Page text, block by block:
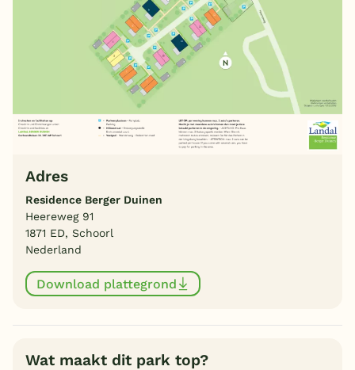
Adres
Residence Berger Duinen
Heereweg 91
1871 ED, Schoorl
Nederland
Download plattegrond
Wat maakt dit park top?